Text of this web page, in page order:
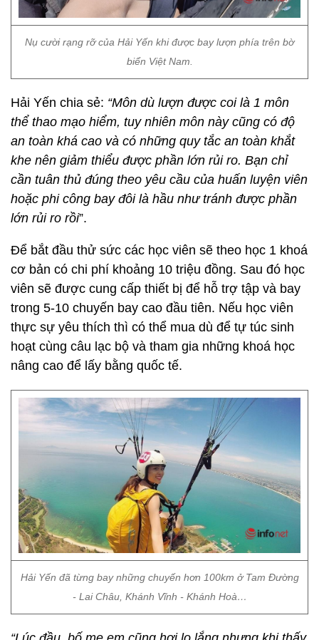
Nụ cười rạng rỡ của Hải Yến khi được bay lượn phía trên bờ
biển Việt Nam.
Hải Yến chia sẻ: “Môn dù lượn được coi là 1 môn
thể thao mạo hiểm, tuy nhiên môn này cũng có độ
an toàn khá cao và có những quy tắc an toàn khắt
khe nên giảm thiểu được phần lớn rủi ro. Bạn chỉ
cần tuân thủ đúng theo yêu cầu của huấn luyện viên
hoặc phi công bay đôi là hầu như tránh được phần
lớn rủi ro rồi”.
Để bắt đầu thử sức các học viên sẽ theo học 1 khoá
cơ bản có chi phí khoảng 10 triệu đồng. Sau đó học
viên sẽ được cung cấp thiết bị để hỗ trợ tập và bay
trong 5-10 chuyến bay cao đầu tiên. Nếu học viên
thực sự yêu thích thì có thể mua dù để tự túc sinh
hoạt cùng câu lạc bộ và tham gia những khoá học
nâng cao để lấy bằng quốc tế.
Hải Yến đã từng bay những chuyến hơn 100km ở Tam Đường
- Lai Châu, Khánh Vĩnh - Khánh Hoà…